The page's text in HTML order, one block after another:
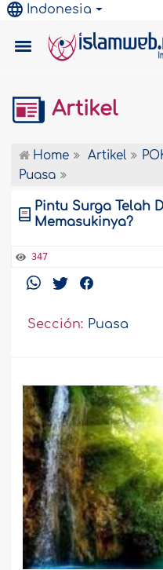
Indonesia
Artikel
Home Artikel
Puasa
Pintu Surga Telah
Memasukinya?
347
Sección: Puasa